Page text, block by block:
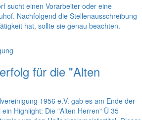
sucht einen Vorarbeiter oder eine
Nachfolgend die Stellenausschreibung -
hat, sollte sie genau beachten.
für die "Alten
1956 e.V. gab es am Ende der
Highlight: Die "Alten Herren" Ü 35